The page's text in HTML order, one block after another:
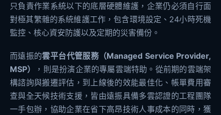
只負責作業系統以下的底層硬體維護，企業仍必須自行面
對極其繁雜的系統維護工作，包含環境設定、24小時死機
監控、核心資安防護以及定期的災害備份。
而遠振的雲平台代管服務（Managed Service Provider,
MSP）
，則是扮演企業的專屬雲端特助。從前期的雲端架
構諮詢與搬遷評估，到上線後的效能最佳化、帳單費用審
查與全天候技術支援，皆由遠振具備多雲認證的工程團隊
一手包辦，協助企業在省下高昂技術人事成本的同時，獲